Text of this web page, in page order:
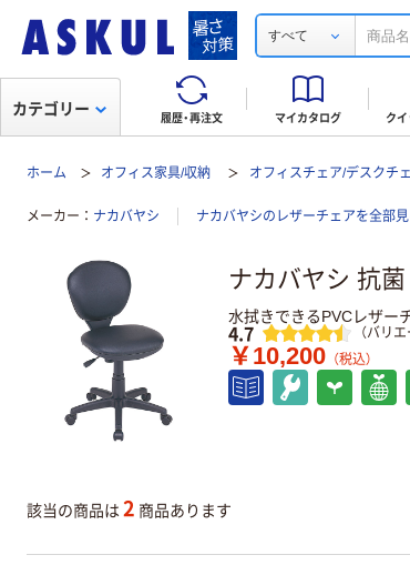
すべて
履歴・再注文 マイカタログ ク
カテゴリー
ホーム オフィス家具/収納 オフィスチェア/デスクチ
メーカー ナカバヤシ ナカバヤシのレザーチェアを全部
ナカバヤシ 抗
水拭きできるPVCレザー
レビュー
4.7 （バリ
￥10,200 （税込）
該当の商品は 2 商品あります